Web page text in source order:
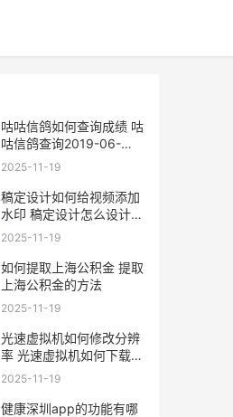
咕咕信鸽如何查询成绩 咕
咕信鸽查询2019-06-
0130078
2025-11-19
稿定设计如何给视频添加
水印 稿定设计怎么设计
logo
2025-11-19
如何提取上海公积金 提取
上海公积金的方法
2025-11-19
光速虚拟机如何修改分辨
率 光速虚拟机如何下载应
用
2025-11-19
健康深圳app的功能有哪